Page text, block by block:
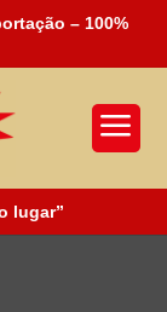
– 100%
a
lugar”